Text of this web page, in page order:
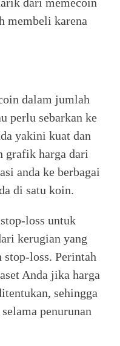
membeli karena
dalam jumlah
perlu sebarkan ke
yakini kuat dan
grafik harga dari
anda ke berbagai
di satu koin.
loss untuk
kerugian yang
loss. Perintah
Anda jika harga
sehingga
penurunan